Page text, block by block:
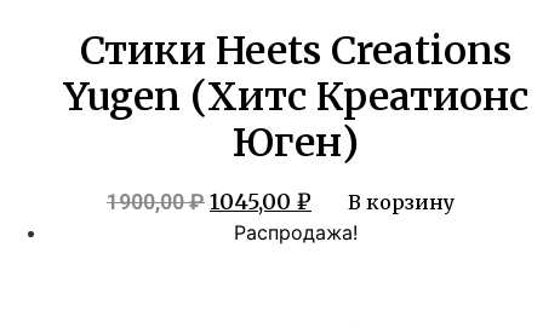
Стики Heets Creations
Yugen (Хитс Креатионс
Юген)
1900,00₽Первоначальная
цена
1045,00 ₽ Текущая
цена:
В корзину
Распродажа!